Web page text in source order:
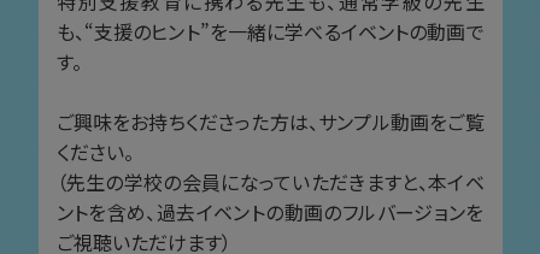
も、“支援のヒント”を一緒に学べるイベントの動画で
す。
ご興味をお持ちくださった方は、サンプル動画をご覧
ください。
（先生の学校の会員になっていただきますと、本イベ
ントを含め、過去イベントの動画のフルバージョンを
ご視聴いただけます）